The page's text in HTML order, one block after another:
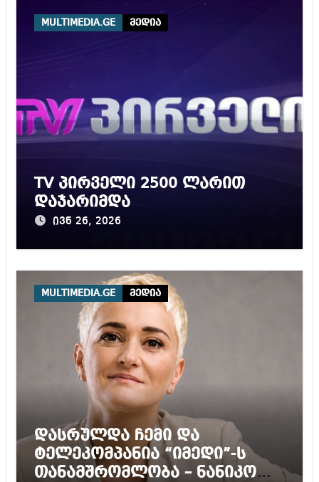
MULTIMEDIA.GE მედია
TV პირველი 2500 ლარით
დაჯარიმდა
ივნ 26, 2026
MULTIMEDIA.GE მედია
დასრულდა ჩემი და
ტელეკომპანია “იმედი”-ს
თანამშრომლობა – ნანიკო